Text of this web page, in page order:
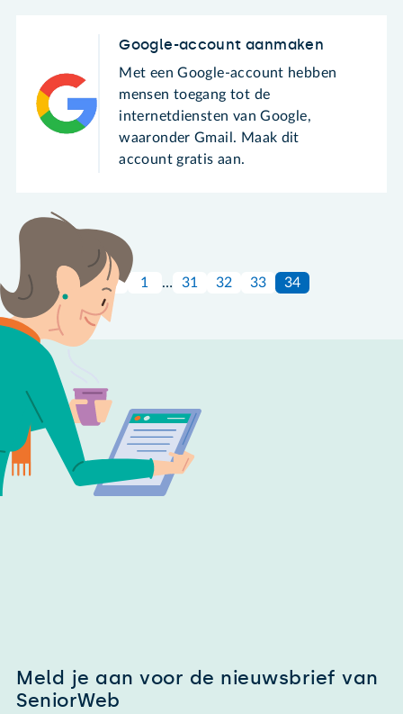
Google-account aanmaken
Met een Google-account hebben
mensen toegang tot de
internetdiensten van Google,
waaronder Gmail. Maak dit
account gratis aan.
1 … 31 32 33 34
Meld je aan voor de nieuwsbrief van
SeniorWeb